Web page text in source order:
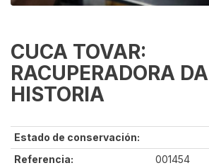
CUCA TOVAR:
RACUPERADORA DA
HISTORIA
Estado de conservación:
Referencia:
001454